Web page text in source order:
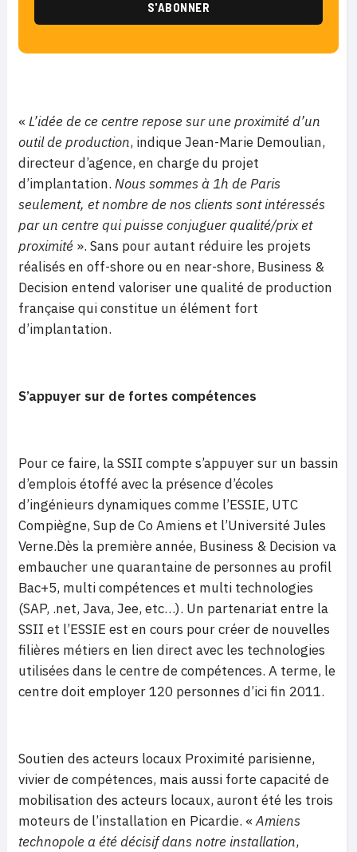
« L’idée de ce centre repose sur une proximité d’un
outil de production, indique Jean-Marie Demoulian,
directeur d’agence, en charge du projet
d’implantation. Nous sommes à 1h de Paris
seulement, et nombre de nos clients sont intéressés
par un centre qui puisse conjuguer qualité/prix et
proximité ». Sans pour autant réduire les projets
réalisés en off-shore ou en near-shore, Business &
Decision entend valoriser une qualité de production
française qui constitue un élément fort
d’implantation.
S’appuyer sur de fortes compétences
Pour ce faire, la SSII compte s’appuyer sur un bassin
d’emplois étoffé avec la présence d’écoles
d’ingénieurs dynamiques comme l’ESSIE, UTC
Compiègne, Sup de Co Amiens et l’Université Jules
Verne.Dès la première année, Business & Decision va
embaucher une quarantaine de personnes au profil
Bac+5, multi compétences et multi technologies
(SAP, .net, Java, Jee, etc…). Un partenariat entre la
SSII et l’ESSIE est en cours pour créer de nouvelles
filières métiers en lien direct avec les technologies
utilisées dans le centre de compétences. A terme, le
centre doit employer 120 personnes d’ici fin 2011.
Soutien des acteurs locaux Proximité parisienne,
vivier de compétences, mais aussi forte capacité de
mobilisation des acteurs locaux, auront été les trois
moteurs de l’installation en Picardie. «Amiens
technopole a été décisif dans notre installation,